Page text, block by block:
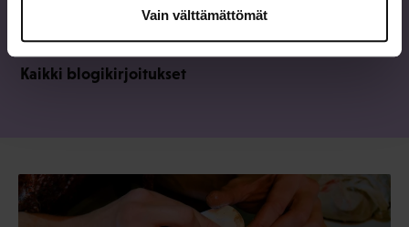
Vain välttämättömät
Kaikki blogikirjoitukset